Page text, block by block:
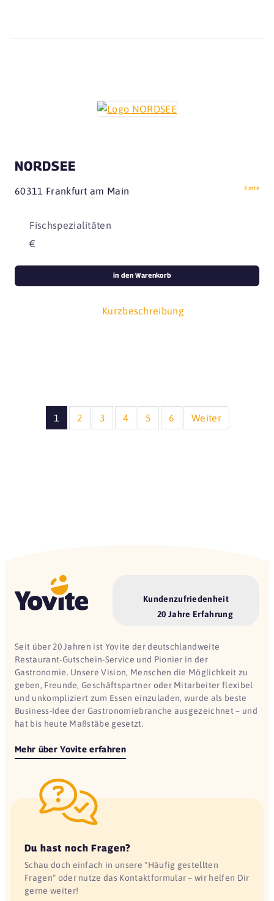
NORDSEE
60311 Frankfurt am Main Karte
Fischspezialitäten
€
Kurzbeschreibung
in den Warenkorb
1 2 3 4 5 6 Weiter
Kundenzufriedenheit
20 Jahre Erfahrung
Seit über 20 Jahren ist Yovite der deutschlandweite
Restaurant-Gutschein-Service und Pionier in der
Gastronomie. Unsere Vision, Menschen die Möglichkeit zu
geben, Freunde, Geschäftspartner oder Mitarbeiter flexibel
und unkompliziert zum Essen einzuladen, wurde als beste
Business-Idee der Gastronomiebranche ausgezeichnet – und
hat bis heute Maßstäbe gesetzt.
Mehr über Yovite erfahren
Du hast noch Fragen?
Schau doch einfach in unsere "Häufig gestellten
Fragen" oder nutze das Kontaktformular – wir helfen Dir
gerne weiter!